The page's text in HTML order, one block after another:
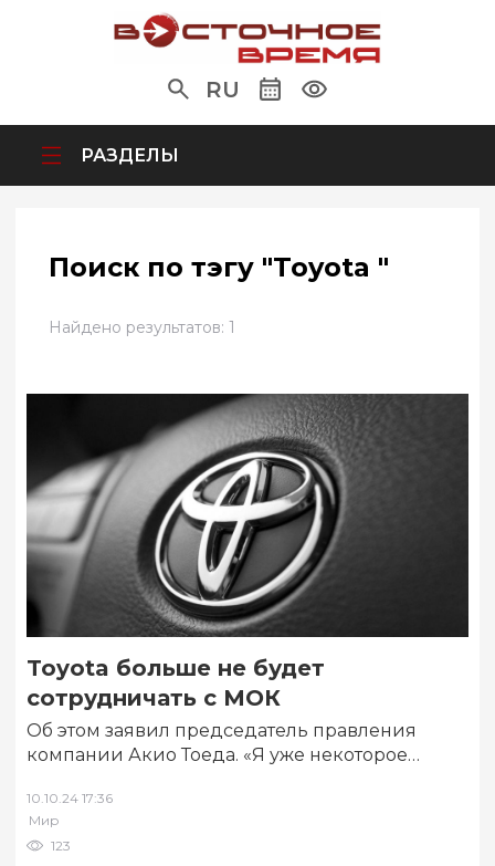
RU
РАЗДЕЛЫ
Поиск по тэгу "Toyota "
Найдено результатов: 1
Toyota больше не будет
сотрудничать с МОК
Об этом заявил председатель правления
компании Акио Тоеда. «Я уже некоторое
Олимпийские игры ставят…
10.10.24 17:36
Мир
123